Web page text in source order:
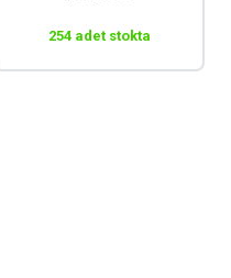
254 adet stokta